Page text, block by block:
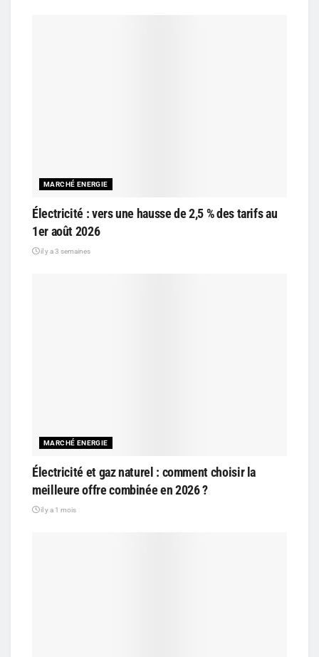
MARCHÉ ENERGIE
Électricité : vers une hausse de 2,5 % des tarifs au
1er août 2026
il y a 3 semaines
MARCHÉ ENERGIE
Électricité et gaz naturel : comment choisir la
meilleure offre combinée en 2026 ?
il y a 1 mois